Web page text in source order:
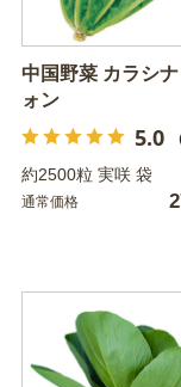
中国野菜 カラシ
ォン
5.0
約2500粒 実咲 袋
通常価格